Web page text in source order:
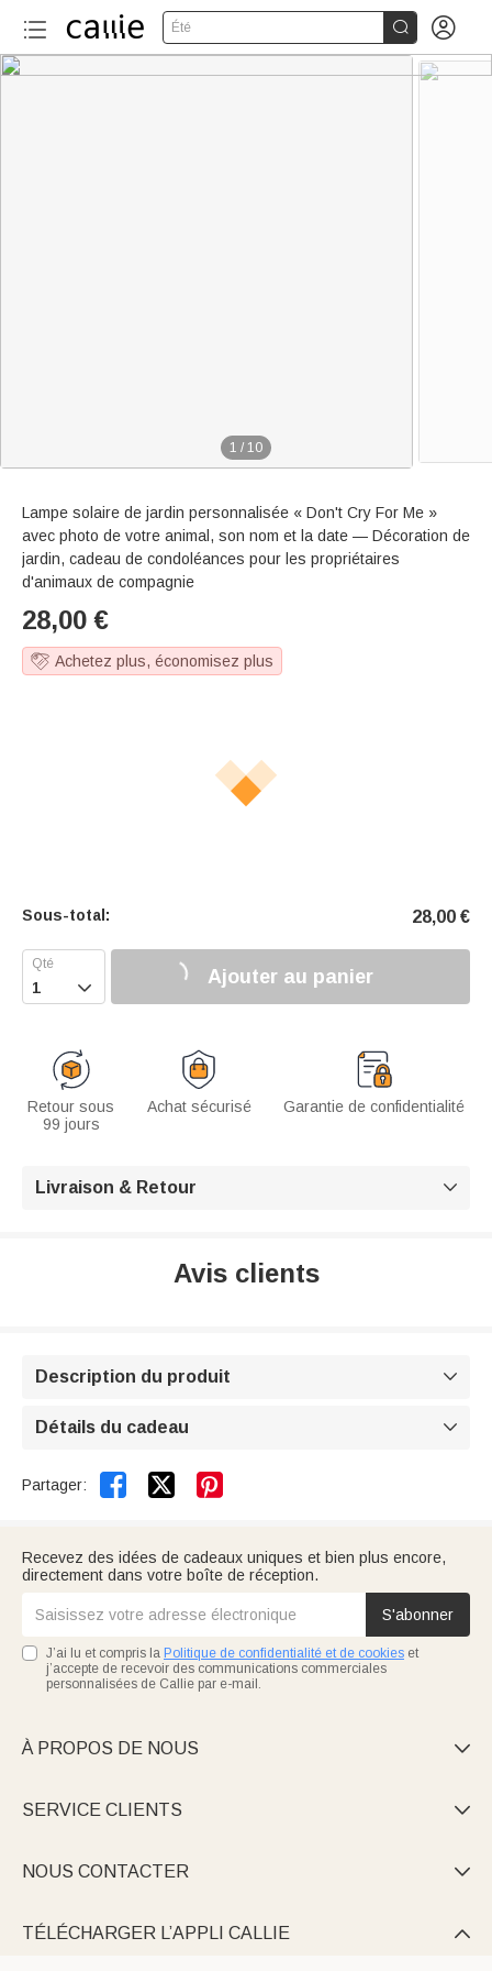
Été  
1 / 10
Lampe solaire de jardin personnalisée « Don't Cry For Me »
avec photo de votre animal, son nom et la date — Décoration de
jardin, cadeau de condoléances pour les propriétaires
d'animaux de compagnie
28,00 €
Achetez plus, économisez plus
Sous-total: 28,00 €
 Ajouter au panier
Retour sous
99 jours
Achat sécurisé Garantie de confidentialité
Livraison & Retour 
Avis clients
Description du produit 
Détails du cadeau 
Partager:  
Recevez des idées de cadeaux uniques et bien plus encore,
directement dans votre boîte de réception.
S'abonner
J’ai lu et compris la Politique de confidentialité et de cookies et
j’accepte de recevoir des communications commerciales
personnalisées de Callie par e-mail.
À PROPOS DE NOUS 
SERVICE CLIENTS 
NOUS CONTACTER 
TÉLÉCHARGER L’APPLI CALLIE 